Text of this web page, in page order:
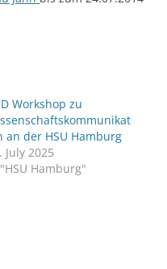
Workshop zu
an der HSU Hamburg
July 2025
Hamburg"